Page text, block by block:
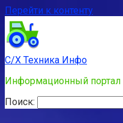
Перейти к контенту
С/Х Техника Инфо
Информационный портал
Поиск: